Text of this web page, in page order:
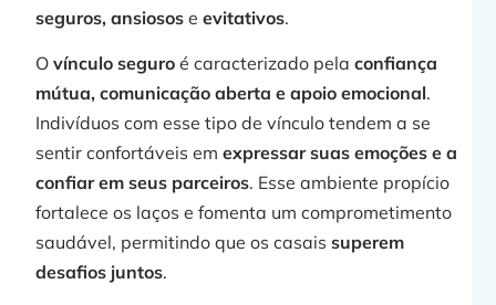
seguros, ansiosos eevitativos.
Ovínculo seguro é caracterizado pela confiança
mútua, comunicação aberta e apoio emocional.
Indivíduos com esse tipo de vínculo tendem a se
sentir confortáveis emexpressar suas emoções e a
confiar em seus parceiros. Esse ambiente propício
fortalece os laços e fomenta um comprometimento
saudável, permitindo que os casaissuperem
desafios juntos.